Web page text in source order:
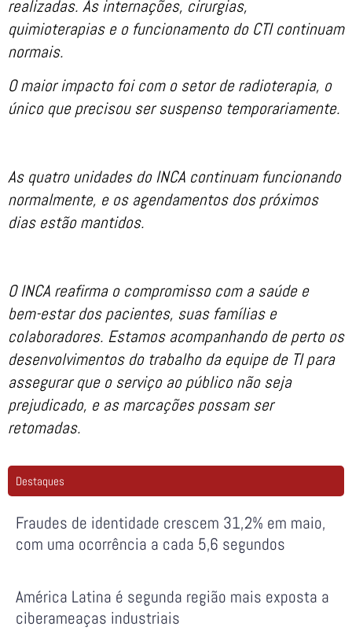
realizadas. As internações, cirurgias,
quimioterapias e o funcionamento do CTI continuam
normais.
O maior impacto foi com o setor de radioterapia, o
único que precisou ser suspenso temporariamente.
As quatro unidades do INCA continuam funcionando
normalmente, e os agendamentos dos próximos
dias estão mantidos.
O INCA reafirma o compromisso com a saúde e
bem-estar dos pacientes, suas famílias e
colaboradores. Estamos acompanhando de perto os
desenvolvimentos do trabalho da equipe de TI para
assegurar que o serviço ao público não seja
prejudicado, e as marcações possam ser
retomadas.
Destaques
Fraudes de identidade crescem 31,2% em maio,
com uma ocorrência a cada 5,6 segundos
América Latina é segunda região mais exposta a
ciberameaças industriais